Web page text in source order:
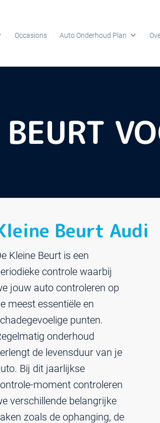
Occasions Auto Onderhoud Plan
Beurt Audi
Kleine Beurt is een
controle waarbij
jouw auto controleren op
meest essentiële en
punten.
onderhoud
de levensduur van je
Bij dit jaarlijkse
moment controleren
verschillende belangrijke
zoals de ophanging, de